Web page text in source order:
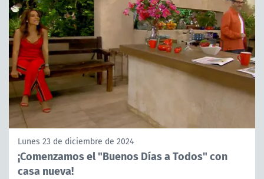
Lunes 23 de diciembre de 2024
¡Comenzamos el "Buenos Días a Todos" con
casa nueva!